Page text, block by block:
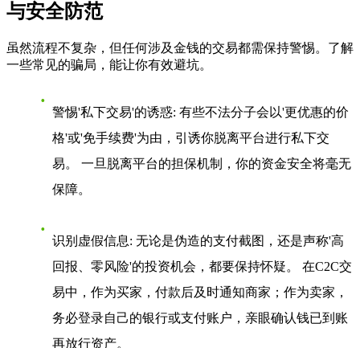
与安全防范
虽然流程不复杂，但任何涉及金钱的交易都需保持警惕。了解
一些常见的骗局，能让你有效避坑。
警惕'私下交易'的诱惑: 有些不法分子会以'更优惠的价
格'或'免手续费'为由，引诱你脱离平台进行私下交
易。 一旦脱离平台的担保机制，你的资金安全将毫无
保障。
识别虚假信息: 无论是伪造的支付截图，还是声称'高
回报、零风险'的投资机会，都要保持怀疑。 在C2C交
易中，作为买家，付款后及时通知商家；作为卖家，
务必登录自己的银行或支付账户，亲眼确认钱已到账
再放行资产。